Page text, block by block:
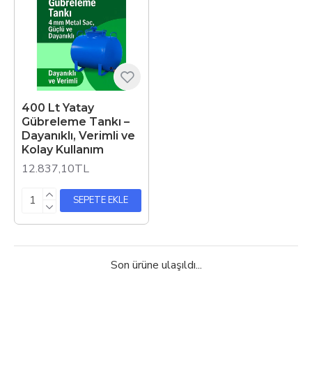
400 Lt Yatay
Gübreleme Tankı –
Dayanıklı, Verimli ve
Kolay Kullanım
12.837,10TL
SEPETE EKLE
Son ürüne ulaşıldı...